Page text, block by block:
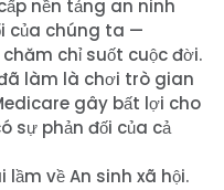
nền tảng an ninh
của chúng ta —
chỉ suốt cuộc đời.
làm là chơi trò gian
gây bất lợi cho
sự phản đối của cả
về An sinh xã hội.